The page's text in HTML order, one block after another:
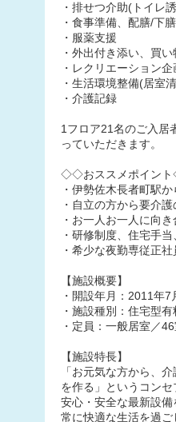
・排せつ介助(トイレ
・食事準備、配膳/下
・服薬支援
・外出付き添い、買
・レクリエーション
・生活環境整備(居室
・介護記録
1フロア21名のご入居
っていただきます。
◇◇おススメポイン
・伊勢佐木長者町駅
・自立の方から要介
・お一人お一人に向
・研修制度、住宅手
・希少な夜勤専従正社
【施設概要】
・開設年月：2011年7
・施設種別：住宅型
・定員：一般居室／
【施設特長】
「お元気な方から、
を作る」というコンセ
安心・安全な最新設備
常に快適な生活を過ご